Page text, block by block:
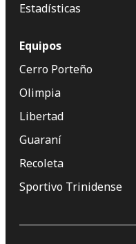
Estadísticas
Equipos
Cerro Porteño
Olimpia
Libertad
Guaraní
Recoleta
Sportivo Trinidense